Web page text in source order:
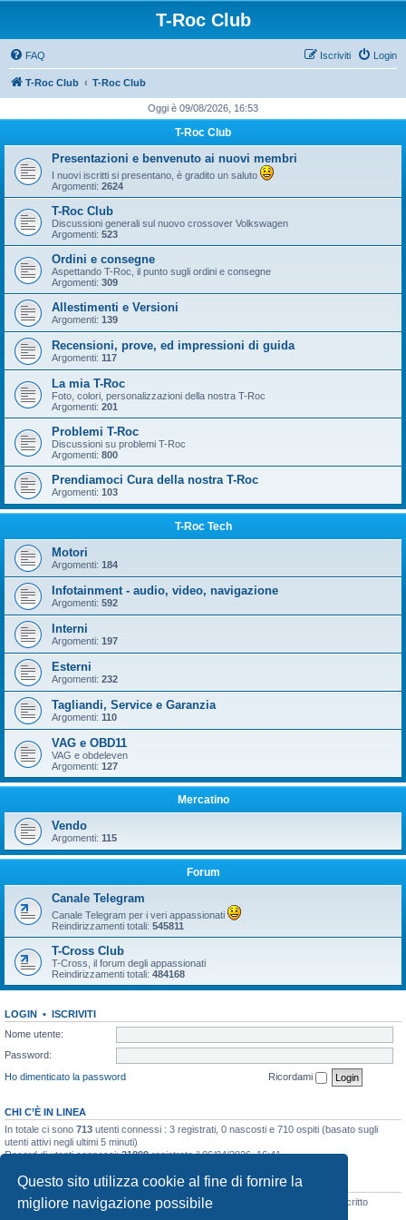
Questo sito utilizza cookie al fine di fornire la
migliore navigazione possibile
T-Roc Club
FAQ Login
Iscriviti
T-Roc Club T-Roc Club
Oggi è 09/08/2026, 16:53
T-Roc Club
Presentazioni e benvenuto ai nuovi membri
I nuovi iscritti si presentano, è gradito un saluto
Argomenti: 2624
T-Roc Club
Discussioni generali sul nuovo crossover Volkswagen
Argomenti: 523
Ordini e consegne
Aspettando T-Roc, il punto sugli ordini e consegne
Argomenti: 309
Allestimenti e Versioni
Argomenti: 139
Recensioni, prove, ed impressioni di guida
Argomenti: 117
La mia T-Roc
Foto, colori, personalizzazioni della nostra T-Roc
Argomenti: 201
Problemi T-Roc
Discussioni su problemi T-Roc
Argomenti: 800
Prendiamoci Cura della nostra T-Roc
Argomenti: 103
T-Roc Tech
Motori
Argomenti: 184
Infotainment - audio, video, navigazione
Argomenti: 592
Interni
Argomenti: 197
Esterni
Argomenti: 232
Tagliandi, Service e Garanzia
Argomenti: 110
VAG e OBD11
VAG e obdeleven
Argomenti: 127
Mercatino
Vendo
Argomenti: 115
Forum
Canale Telegram
Canale Telegram per i veri appassionati
Reindirizzamenti totali: 545811
T-Cross Club
T-Cross, il forum degli appassionati
Reindirizzamenti totali: 484168
LOGIN • ISCRIVITI
Nome utente:
Password:
Ho dimenticato la password
Ricordami
CHI C’È IN LINEA
In totale ci sono 713 utenti connessi : 3 registrati, 0 nascosti e 710 ospiti (basato sugli
utenti attivi negli ultimi 5 minuti)
Record di utenti connessi:21899registrato il 06/04/2026, 16:41
STATISTICHE
Totale messaggi48133• Totale argomenti 3073• Totale iscritti
• Ultimo iscritto
simo.giagnorio